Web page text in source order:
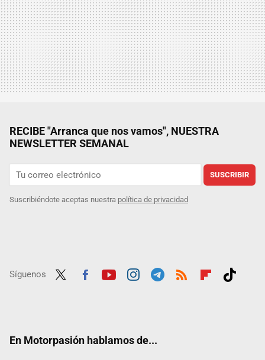
RECIBE "Arranca que nos vamos", NUESTRA
NEWSLETTER SEMANAL
SUSCRIBIR
Suscribiéndote aceptas nuestra política de privacidad
Síguenos
En Motorpasión hablamos de...